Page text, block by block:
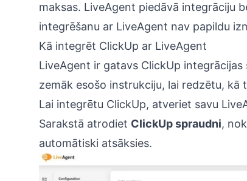
maksas. LiveAgent piedāvā integrāciju
integrēšanu ar LiveAgent nav papildu
Kā integrēt ClickUp ar LiveAgent
LiveAgent ir gatavs ClickUp
zemāk esošo instrukciju, lai redzētu, kā
Lai integrētu ClickUp, atveriet savu
Sarakstā atrodiet ClickUp spraudni,
automātiski atsāksies.